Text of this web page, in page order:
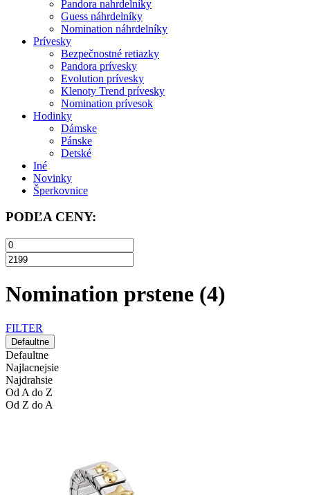
Pandora nahrdelníky
Guess náhrdelníky
Nomination náhrdelníky
Prívesky
Bezpečnostné retiazky
Pandora prívesky
Evolution prívesky
Klenoty Trend prívesky
Nomination prívesok
Hodinky
Dámske
Pánske
Detské
Iné
Novinky
Šperkovnice
PODĽA CENY:
Nomination prstene (4)
FILTER
Defaultne
Defaultne
Najlacnejsie
Najdrahsie
Od A do Z
Od Z do A